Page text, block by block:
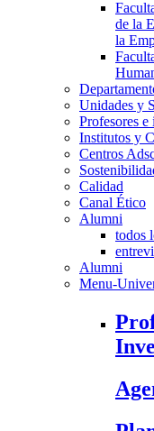
de la
la
Unidades y
Profesores e
Institutos y
Centros
Calidad
Canal Ético
Alumni
todos
Alumni
Menu-